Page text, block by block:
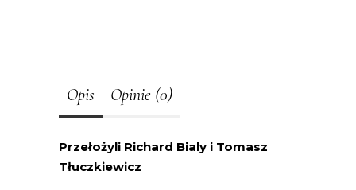
Opis Opinie (0)
Przełożyli Richard Bialy i Tomasz
Tłuczkiewicz